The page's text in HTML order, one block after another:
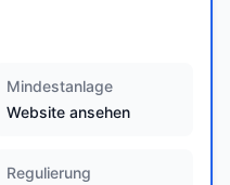
Mindestanlage
Website ansehen
Regulierung